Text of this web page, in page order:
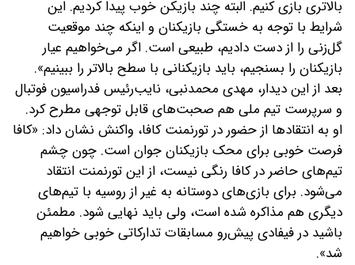
بالاتری بازی کنیم. البته چند بازیکن خوب پیدا کردیم. این
شرایط با توجه به خستگی بازیکنان و اینکه چند موقعیت
گل‌زنی را از دست دادیم، طبیعی است. اگر می‌خواهیم عیار
بازیکنان را بسنجیم، باید بازیکنانی با سطح بالاتر را ببینیم».
بعد از این دیدار، مهدی محمدنبی، نایب‌رئیس فدراسیون فوتبال
و سرپرست تیم ملی هم صحبت‌های قابل توجهی مطرح کرد.
او به انتقادها از حضور در تورنمنت کافا، واکنش نشان داد: «کافا
فرصت خوبی برای محک بازیکنان جوان است. چون چشم
تیم‌های حاضر در کافا رنگی نیست، از این تورنمنت انتقاد
می‌شود. برای بازی‌های دوستانه به غیر از روسیه با تیم‌های
دیگری هم مذاکره شده است، ولی باید نهایی شود. مطمئن
باشید در فیفادی پیش‌رو مسابقات تدارکاتی خوبی خواهیم
شد».